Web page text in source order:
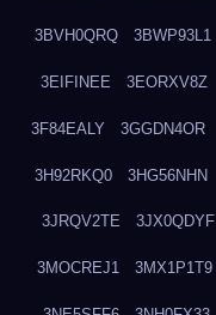
3BVH0QRQ 3BWP93L1
3EIFINEE 3EORXV8Z
3F84EALY 3GGDN4OR
3H92RKQ0 3HG56NHN
3JRQV2TE 3JX0QDYF
3MOCREJ1 3MX1P1T9